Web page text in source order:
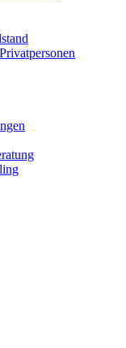
Privatpersonen